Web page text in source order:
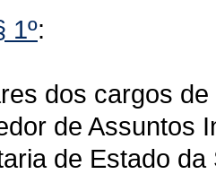
1º:
dos cargos
de Assuntos
de Estado